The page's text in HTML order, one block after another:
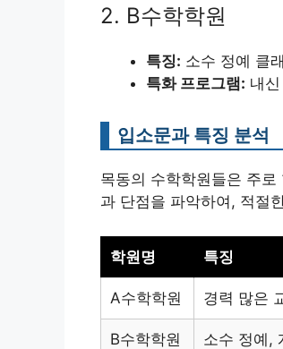
2. B수학학원
특징: 소수 정예 클
특화 프로그램: 내
입소문과 특징 분석
목동의 수학학원들은 주
과 단점을 파악하여, 적절
학원명 특징
A수학학원 경력 많은
B수학학원 소수 정예,